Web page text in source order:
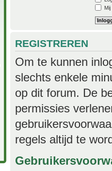
REGISTREREN
Om te kunnen
slechts enkele
op dit forum. De
permissies
regels altijd te